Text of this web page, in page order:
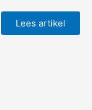
Lees artikel